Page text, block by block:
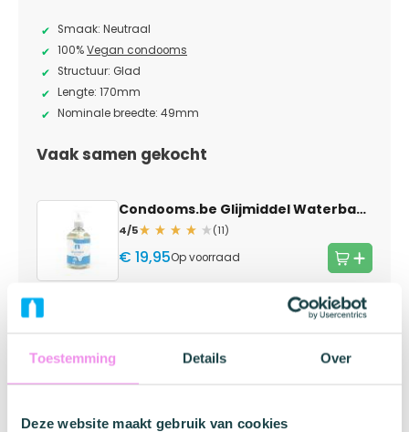
Toestemming Details Over
Deze website maakt gebruik van cookies
Smaak: Neutraal
100%Vegan condooms
Structuur: Glad
Lengte: 170mm
Nominale breedte: 49mm
Vaak samen gekocht
Condooms.be Glijmiddel Waterbasis
4/5 (11)
€ 19,95Op voorraad